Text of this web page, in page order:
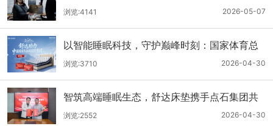
子米兰
2026-05-07
浏览:4141
以智能睡眠科技，守护巅峰时刻：国家体育总
局向舒达发来感谢信
2026-04-30
浏览:3710
智筑高端睡眠生态，舒达床垫携手点石集团共
铸美好生活
2026-04-30
浏览:2552